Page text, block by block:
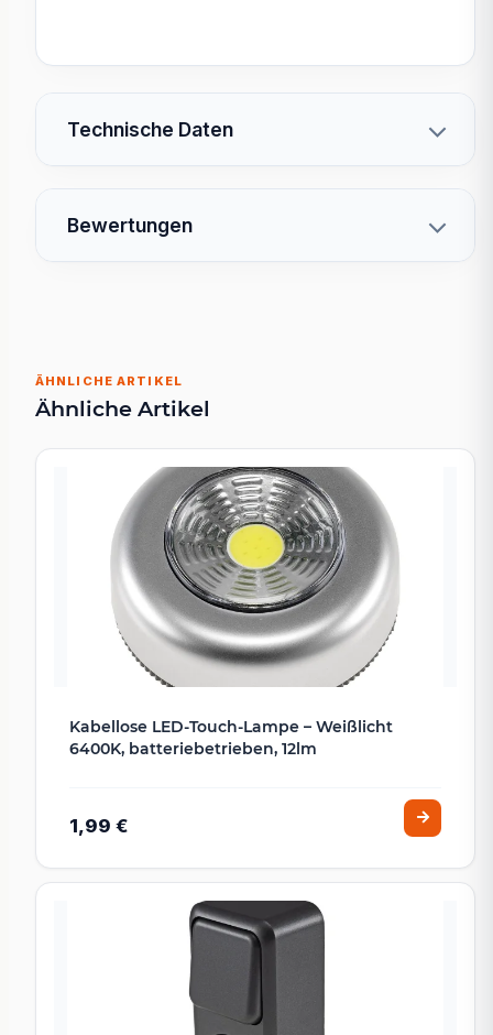
Technische Daten
Bewertungen
ÄHNLICHE ARTIKEL
Ähnliche Artikel
Kabellose LED-Touch-Lampe – Weißlicht
6400K, batteriebetrieben, 12lm
1,99 €